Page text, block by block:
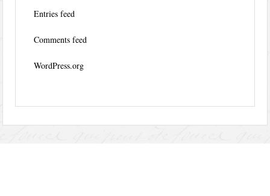
Entries feed
Comments feed
WordPress.org